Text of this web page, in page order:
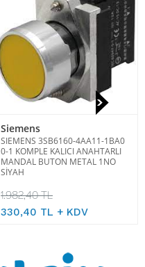
Siemens
SIEMENS 3SB6160-4AA11-1BA0
0-1 KOMPLE KALICI ANAHTARLI
MANDAL BUTON METAL 1NO
SİYAH
1.982,40 TL
330,40 TL + KDV